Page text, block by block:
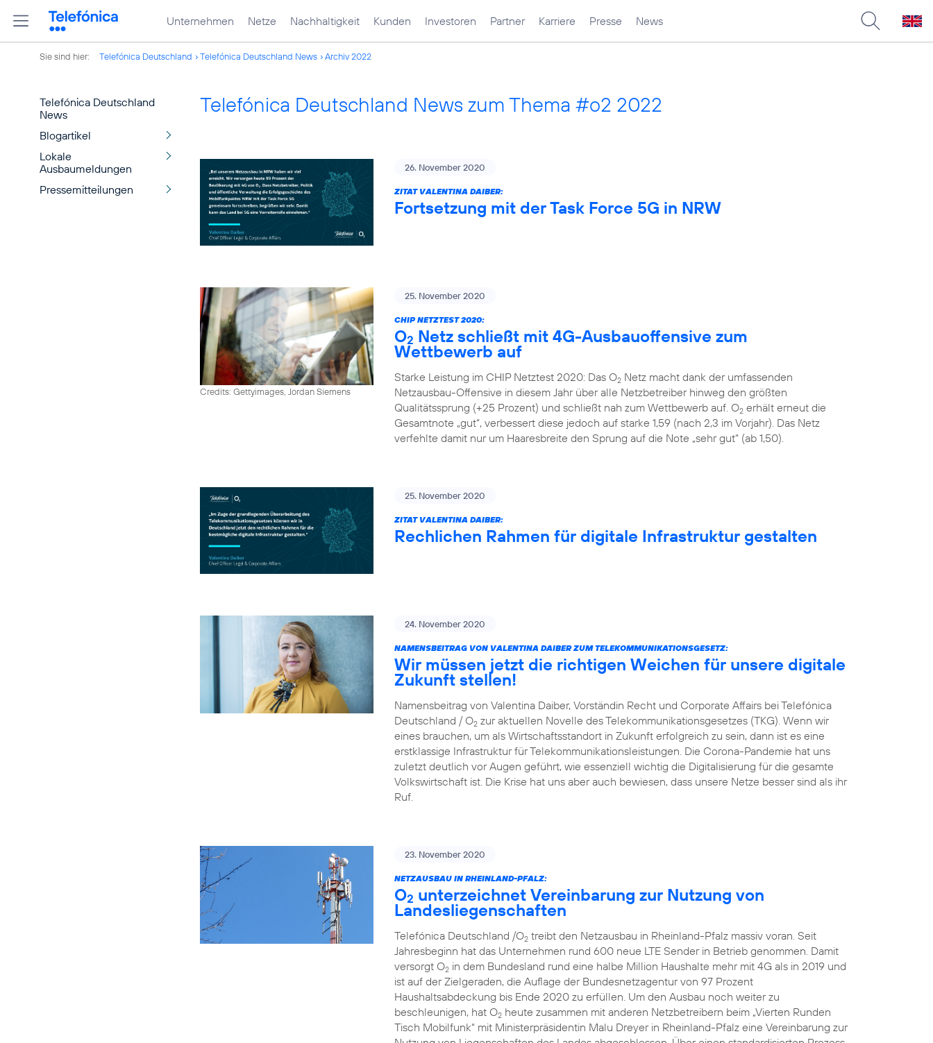
Unternehmen Netze Nachhaltigkeit Kunden Investoren Partner Karriere Presse News
Sie sind hier: Telefónica Deutschland Telefónica Deutschland News Archiv 2022
Telefónica Deutschland
News
Blogartikel
Lokale
Ausbaumeldungen
Pressemitteilungen
Telefónica Deutschland News zum Thema #o2 2022
26. November 2020
ZITAT VALENTINA DAIBER:
Fortsetzung mit der Task Force 5G in NRW
Credits: Gettyimages, Jordan Siemens
25. November 2020
CHIP NETZTEST 2020:
O2 Netz schließt mit 4G-Ausbauoffensive zum
Wettbewerb auf
Starke Leistung im CHIP Netztest 2020: Das O2 Netz macht dank der umfassenden
Netzausbau-Offensive in diesem Jahr über alle Netzbetreiber hinweg den größten
Qualitätssprung (+25 Prozent) und schließt nah zum Wettbewerb auf. O2 erhält erneut die
Gesamtnote „gut“, verbessert diese jedoch auf starke 1,59 (nach 2,3 im Vorjahr). Das Netz
verfehlte damit nur um Haaresbreite den Sprung auf die Note „sehr gut“ (ab 1,50).
25. November 2020
ZITAT VALENTINA DAIBER:
Rechlichen Rahmen für digitale Infrastruktur gestalten
24. November 2020
NAMENSBEITRAG VON VALENTINA DAIBER ZUM TELEKOMMUNIKATIONSGESETZ:
Wir müssen jetzt die richtigen Weichen für unsere digitale
Zukunft stellen!
Namensbeitrag von Valentina Daiber, Vorständin Recht und Corporate Affairs bei Telefónica
Deutschland / O2 zur aktuellen Novelle des Telekommunikationsgesetzes (TKG). Wenn wir
eines brauchen, um als Wirtschaftsstandort in Zukunft erfolgreich zu sein, dann ist es eine
erstklassige Infrastruktur für Telekommunikationsleistungen. Die Corona-Pandemie hat uns
zuletzt deutlich vor Augen geführt, wie essenziell wichtig die Digitalisierung für die gesamte
Volkswirtschaft ist. Die Krise hat uns aber auch bewiesen, dass unsere Netze besser sind als ihr
Ruf.
23. November 2020
NETZAUSBAU IN RHEINLAND-PFALZ:
O2 unterzeichnet Vereinbarung zur Nutzung von
Landesliegenschaften
Telefónica Deutschland /O2 treibt den Netzausbau in Rheinland-Pfalz massiv voran. Seit
Jahresbeginn hat das Unternehmen rund 600 neue LTE Sender in Betrieb genommen. Damit
versorgt O2 in dem Bundesland rund eine halbe Million Haushalte mehr mit 4G als in 2019 und
ist auf der Zielgeraden, die Auflage der Bundesnetzagentur von 97 Prozent
Haushaltsabdeckung bis Ende 2020 zu erfüllen. Um den Ausbau noch weiter zu
beschleunigen, hat O2 heute zusammen mit anderen Netzbetreibern beim „Vierten Runden
Tisch Mobilfunk“ mit Ministerpräsidentin Malu Dreyer in Rheinland-Pfalz eine Vereinbarung zur